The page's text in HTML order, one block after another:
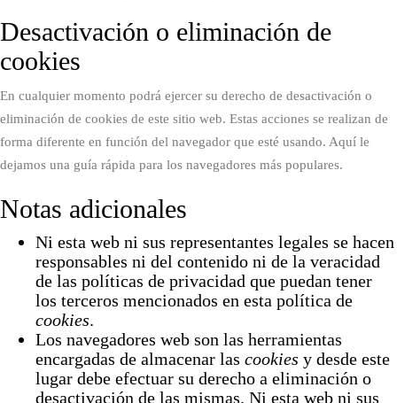
Desactivación o eliminación de
cookies
En cualquier momento podrá ejercer su derecho de desactivación o
eliminación de cookies de este sitio web. Estas acciones se realizan de
forma diferente en función del navegador que esté usando. Aquí le
dejamos una guía rápida para los navegadores más populares.
Notas adicionales
Ni esta web ni sus representantes legales se hacen
responsables ni del contenido ni de la veracidad
de las políticas de privacidad que puedan tener
los terceros mencionados en esta política de
cookies.
Los navegadores web son las herramientas
encargadas de almacenar las cookies y desde este
lugar debe efectuar su derecho a eliminación o
desactivación de las mismas. Ni esta web ni sus